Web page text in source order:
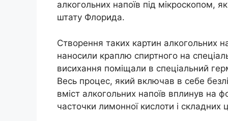
алкогольних напоїв під мікроскопом,
штату Флорида.
Створення таких картин алкогольних
наносили краплю спиртного на
висихання поміщали в спеціальний
Весь процес, який включав в себе
вміст алкогольних напоїв вплинув на
часточки лимонної кислоти і складних